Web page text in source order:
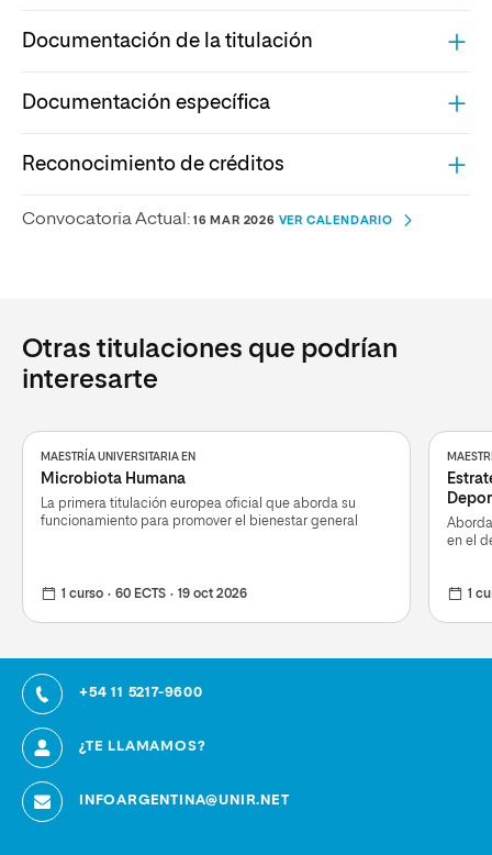
Documentación de la titulación
Documentación específica
Reconocimiento de créditos
Convocatoria Actual: 16 MAR 2026 VER CALENDARIO
Otras titulaciones que podrían
interesarte
MAESTRÍA UNIVERSITARIA EN
Microbiota Humana
La primera titulación europea oficial que aborda su
funcionamiento para promover el bienestar general
1 curso 60 ECTS 19 oct 2026
en el
1
+54 11 5217-9600
¿TE LLAMAMOS?
INFOARGENTINA@UNIR.NET